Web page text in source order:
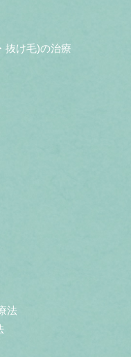
抜け毛)の治療
法